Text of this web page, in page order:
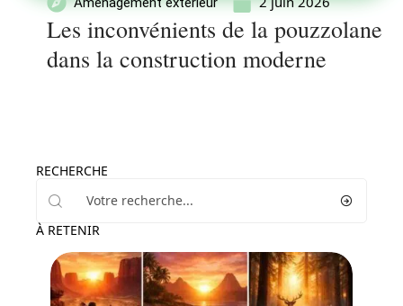
Les inconvénients de la pouzzolane
dans la construction moderne
RECHERCHE
À RETENIR